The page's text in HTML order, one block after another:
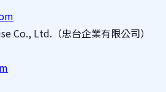
Co., Ltd.（忠台企業有限公司）